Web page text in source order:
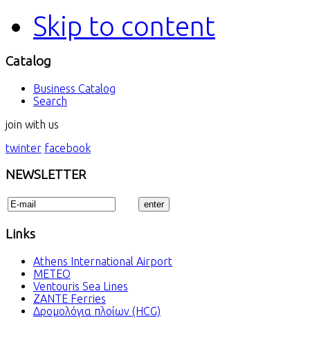
Skip to content
Catalog
Business Catalog
Search
join with us
twinter facebook
NEWSLETTER
Links
Athens International Airport
METEO
Ventouris Sea Lines
ZANTE Ferries
Δρομολόγια πλοίων (HCG)